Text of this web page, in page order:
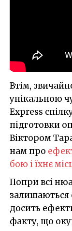
Втім,
унікальною
Express
підготовки
Віктором
нам про
бою і їхнє
Попри всі
залишаються
досить
факту, що